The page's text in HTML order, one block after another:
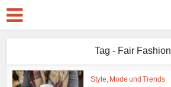
Tag - Fair Fashion
Style, Mode und Trends